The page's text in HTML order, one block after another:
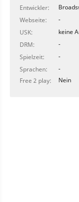
Entwickler:
Webseite:
-
USK:
keine
DRM:
-
Spielzeit:
-
Sprachen:
-
Free 2 play:
Nein